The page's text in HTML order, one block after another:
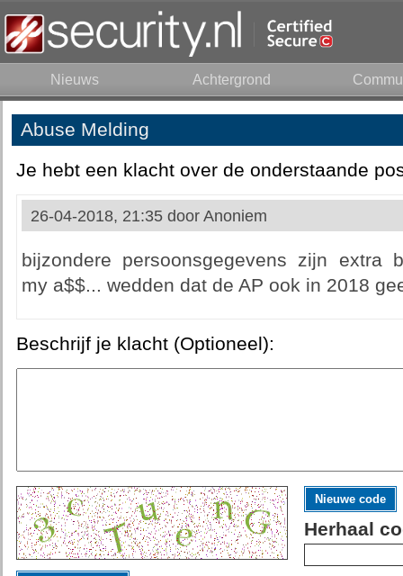
Nieuws Achtergrond
Abuse Melding
Je hebt een klacht over de onderstaande
26-04-2018, 21:35 door Anoniem
bijzondere persoonsgegevens zijn extra
my a$$... wedden dat de AP ook in 2018
Beschrijf je klacht (Optioneel):
Nieuwe code
Herhaal